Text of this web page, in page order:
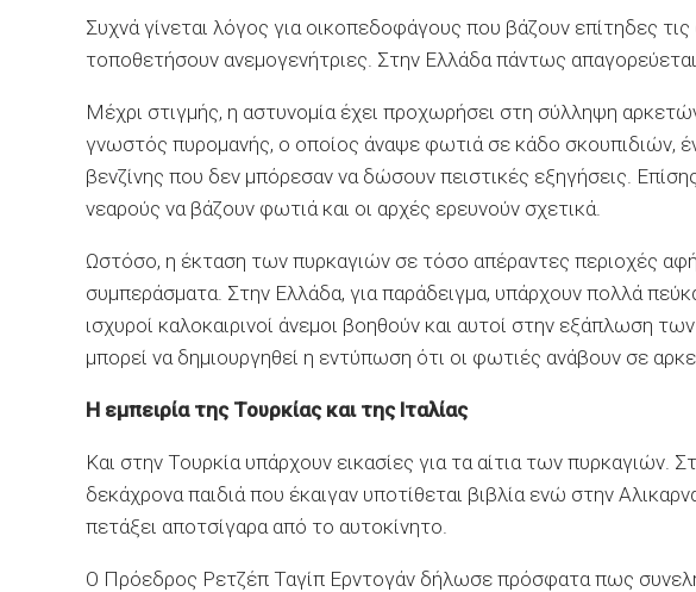
Συχνά γίνεται λόγος για οικοπεδοφάγους που βάζουν επίτηδες
τοποθετήσουν ανεμογενήτριες. Στην Ελλάδα πάντως
Μέχρι στιγμής, η αστυνομία έχει προχωρήσει στη σύλληψη
γνωστός πυρομανής, ο οποίος άναψε φωτιά σε κάδο σκουπιδιών,
βενζίνης που δεν μπόρεσαν να δώσουν πειστικές εξηγήσεις.
νεαρούς να βάζουν φωτιά και οι αρχές ερευνούν σχετικά.
Ωστόσο, η έκταση των πυρκαγιών σε τόσο απέραντες περιοχές
συμπεράσματα. Στην Ελλάδα, για παράδειγμα, υπάρχουν πολλά
ισχυροί καλοκαιρινοί άνεμοι βοηθούν και αυτοί στην εξάπλωση
μπορεί να δημιουργηθεί η εντύπωση ότι οι φωτιές ανάβουν σε
Η εμπειρία της Τουρκίας και της Ιταλίας
Και στην Τουρκία υπάρχουν εικασίες για τα αίτια των
δεκάχρονα παιδιά που έκαιγαν υποτίθεται βιβλία ενώ στην
πετάξει αποτσίγαρα από το αυτοκίνητο.
Ο Πρόεδρος Ρετζέπ Ταγίπ Ερντογάν δήλωσε πρόσφατα πως